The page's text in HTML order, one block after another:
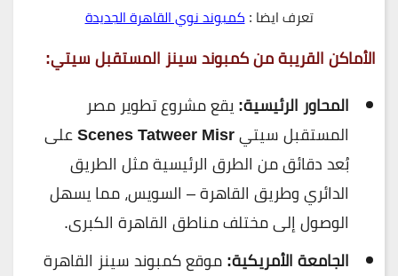
تعرف ايضا :كمبوند نوي القاهرة الجديدة
الأماكن القريبة من كمبوند سينز المستقبل سيتي:
المحاور الرئيسية:يقعمشروع تطوير مصر
المستقبل سيتيScenes Tatweer Misrعلى
بُعد دقائق من الطرق الرئيسية مثل الطريق
الدائري وطريق القاهرة – السويس، مما يسهل
الوصول إلى مختلف مناطق القاهرة الكبرى.
الجامعة الأمريكية:موقع كمبوند سينز القاهرة